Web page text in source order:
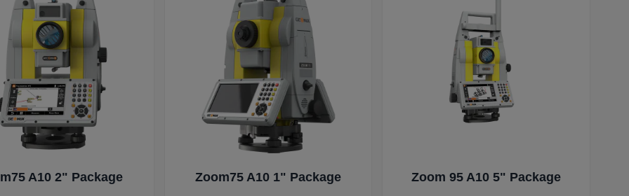
A10 2" Package Zoom75 A10 1" Package Zoom 95 A10 5" Package